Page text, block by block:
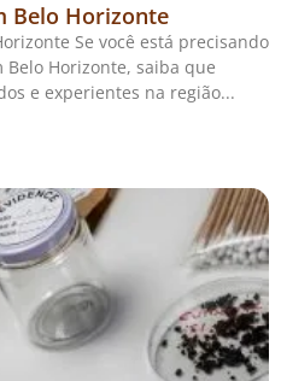
Belo Horizonte
Se você está precisando
Horizonte, saiba que
e experientes na região